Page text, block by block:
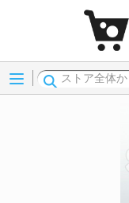
Menu